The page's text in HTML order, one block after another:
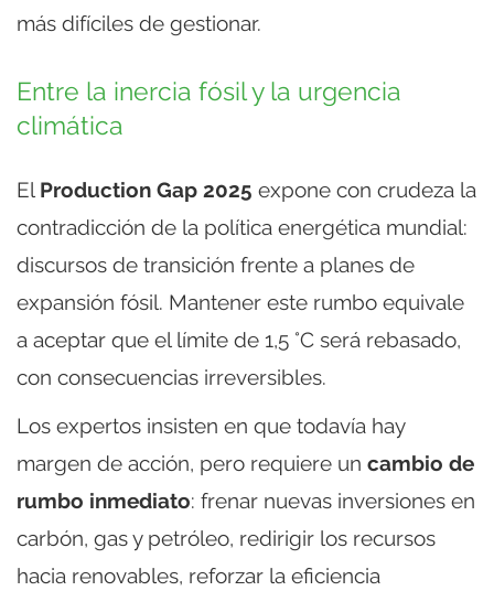
más difíciles de gestionar.
Entre la inercia fósil y la urgencia
climática
El Production Gap 2025 expone con crudeza la
contradicción de la política energética mundial:
discursos de transición frente a planes de
expansión fósil. Mantener este rumbo equivale
a aceptar que el límite de 1,5 °C será rebasado,
con consecuencias irreversibles.
Los expertos insisten en que todavía hay
margen de acción, pero requiere un cambio de
rumbo inmediato: frenar nuevas inversiones en
carbón, gas y petróleo, redirigir los recursos
hacia renovables, reforzar la eficiencia